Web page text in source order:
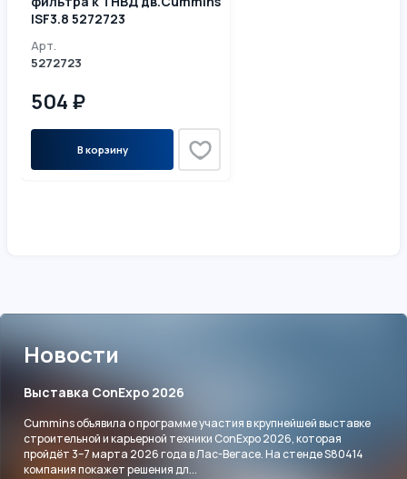
ISF3.8 5272723
Арт.
5272723
504 ₽
В корзину
Новости
Выставка ConExpo 2026
Cummins объявила о программе участия в крупнейшей выставке
строительной и карьерной техники ConExpo 2026, которая
пройдёт 3–7 марта 2026 года в Лас-Вегасе. На стенде S80414
компания покажет решения дл...